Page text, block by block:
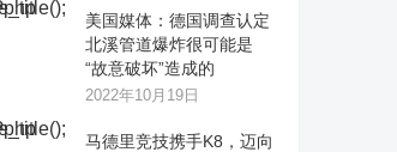
美国媒体：德国调查认定
北溪管道爆炸很可能是
“故意破坏”造成的
2022年10月19日
马德里竞技携手K8，迈向